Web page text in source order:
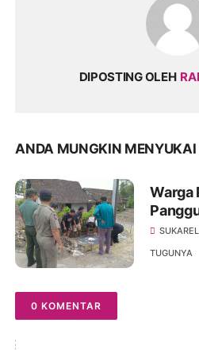
DIPOSTING OLEH
ANDA MUNGKIN
Warga
Blitar
TUGUNYA
0 KOMENTAR